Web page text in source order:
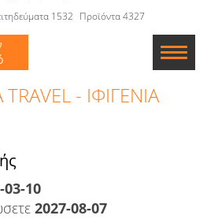
1532 Προϊόντα 4327
TRAVEL - ΙΦΙΓΕΝΙΑ
03-10
2027-08-07